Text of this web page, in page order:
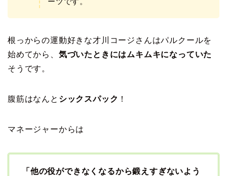
根っからの運動好きな才川コージさんはパルクールを
始めてから、 気づいたときにはムキムキになっていた
そうです。
腹筋はなんと シックスパック ！
マネージャーからは
「他の役ができなくなるから鍛えすぎないよう